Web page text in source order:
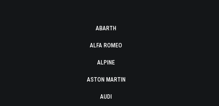
ABARTH
ALFA ROMEO
ALPINE
ASTON MARTIN
AUDI